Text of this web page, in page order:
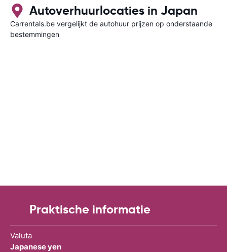
Autoverhuurlocaties in Japan
Carrentals.be vergelijkt de autohuur prijzen op onderstaande
bestemmingen
Praktische informatie
Valuta
Japanese yen